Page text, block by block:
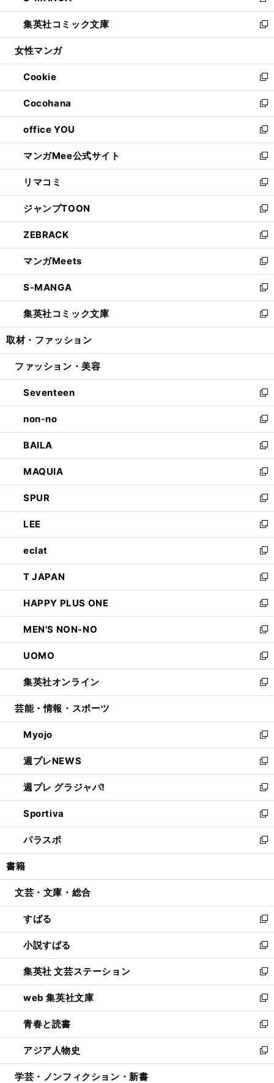
開
く
ウ
で
開
ン
ド
ウ
開
く
ウ
ィ
ン
ウ
で
開
く
し
い
ウ
ン
ド
ウ
で
開
く
集英社コミック文庫
新
し
ウ
ィ
ン
ド
ウ
で
開
く
女性マンガ
Cookie
新
し
い
ウ
ィ
ン
ド
ウ
で
開
く
Cocohana
新
し
い
ウ
ィ
ン
ド
ウ
で
開
く
office YOU
新
し
い
ウ
ィ
ン
ド
ウ
で
開
く
マンガMee公式サイト
新
し
い
ウ
ィ
ン
ド
ウ
で
開
く
リマコミ
新
し
い
ウ
ィ
ン
ド
ウ
で
開
く
ジャンプTOON
新
し
い
ウ
ィ
ン
ド
ウ
で
開
ZEBRACK
新
し
い
ウ
ィ
ン
ド
ウ
開
マンガMeets
新
し
い
ウ
ィ
ン
ウ
開
く
S-MANGA
新
し
い
ウ
ン
ウ
で
開
く
集英社コミック文庫
新
し
ウ
ン
ド
ウ
で
開
く
取材・ファッション
ファッション・美容
Seventeen
新
し
い
ウ
ィ
ン
ド
ウ
で
開
く
non-no
新
し
い
ウ
ィ
ン
ド
ウ
で
開
く
BAILA
新
し
い
ウ
ィ
ン
ド
ウ
で
開
く
MAQUIA
新
し
い
ウ
ィ
ン
ド
ウ
で
開
く
SPUR
新
し
い
ウ
ィ
ン
ド
ウ
で
開
く
LEE
新
し
い
ウ
ィ
ン
ド
ウ
で
開
く
eclat
新
し
い
ウ
ィ
ン
ド
ウ
で
開
く
T JAPAN
新
し
い
ウ
ィ
ン
ド
ウ
で
開
HAPPY PLUS ONE
新
し
い
ウ
ィ
ン
ド
ウ
開
く
MEN'S NON-NO
新
し
い
ウ
ィ
ン
ウ
で
開
く
UOMO
新
し
い
ウ
ン
ド
ウ
で
開
く
集英社オンライン
新
し
ウ
ィ
ン
ド
ウ
で
開
く
芸能・情報・スポーツ
Myojo
新
し
い
ウ
ィ
ン
ド
ウ
で
開
週プレNEWS
新
し
い
ウ
ィ
ン
ド
ウ
開
週プレ グラジャパ!
新
し
い
ウ
ィ
ン
ウ
開
く
Sportiva
新
し
い
ウ
ン
ウ
で
開
く
パラスポ
新
し
ウ
ン
ド
ウ
で
開
く
書籍
文芸・文庫・総合
すばる
新
し
い
ウ
ィ
ン
ド
ウ
で
開
く
小説すばる
新
し
い
ウ
ィ
ン
ド
ウ
で
開
集英社 文芸ステーション
新
し
い
ウ
ィ
ン
ド
ウ
web 集英社文庫
新
し
い
ウ
ィ
ン
青春と読書
新
し
い
ウ
アジア人物史
新
し
学芸・ノンフィクション・新書